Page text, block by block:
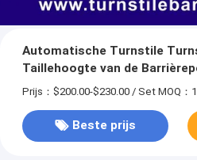
Automatische Turnstile
Taillehoogte van de
Toegangsbeheersysteem
Prijs：$200.00-$230.00 / Set MOQ：
Beste prijs